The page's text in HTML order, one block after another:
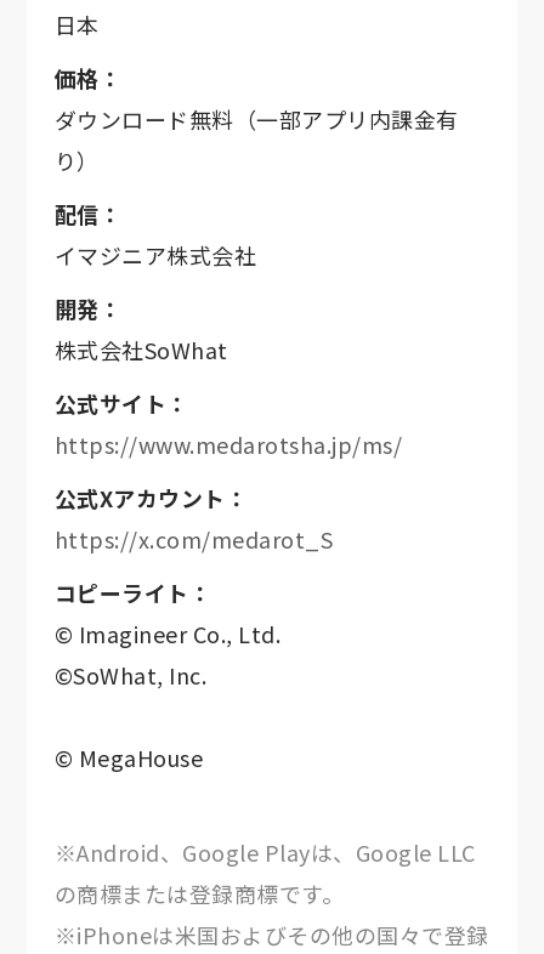
日本
価格：
ダウンロード無料（一部アプリ内課金有
り）
配信：
イマジニア株式会社
開発：
株式会社SoWhat
公式サイト：
https://www.medarotsha.jp/ms/
公式Xアカウント：
https://x.com/medarot_S
コピーライト：
© Imagineer Co., Ltd.
©SoWhat, Inc.
© MegaHouse
※Android、Google Playは、Google LLC
の商標または登録商標です。
※iPhoneは米国およびその他の国々で登録